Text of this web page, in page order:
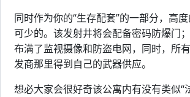
同时作为你的“生存配套”的一部分，高
可少的。该发射井将会配备密码防爆门
布满了监视摄像和防盗电网，同时，所
发商那里得到自己的武器供应。
想必大家会很好奇该公寓内有没有类似“